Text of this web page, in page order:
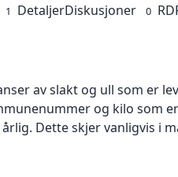
1 DetaljerDiskusjoner 0
av slakt og ull som er
og kilo som
Dette skjer vanligvis i